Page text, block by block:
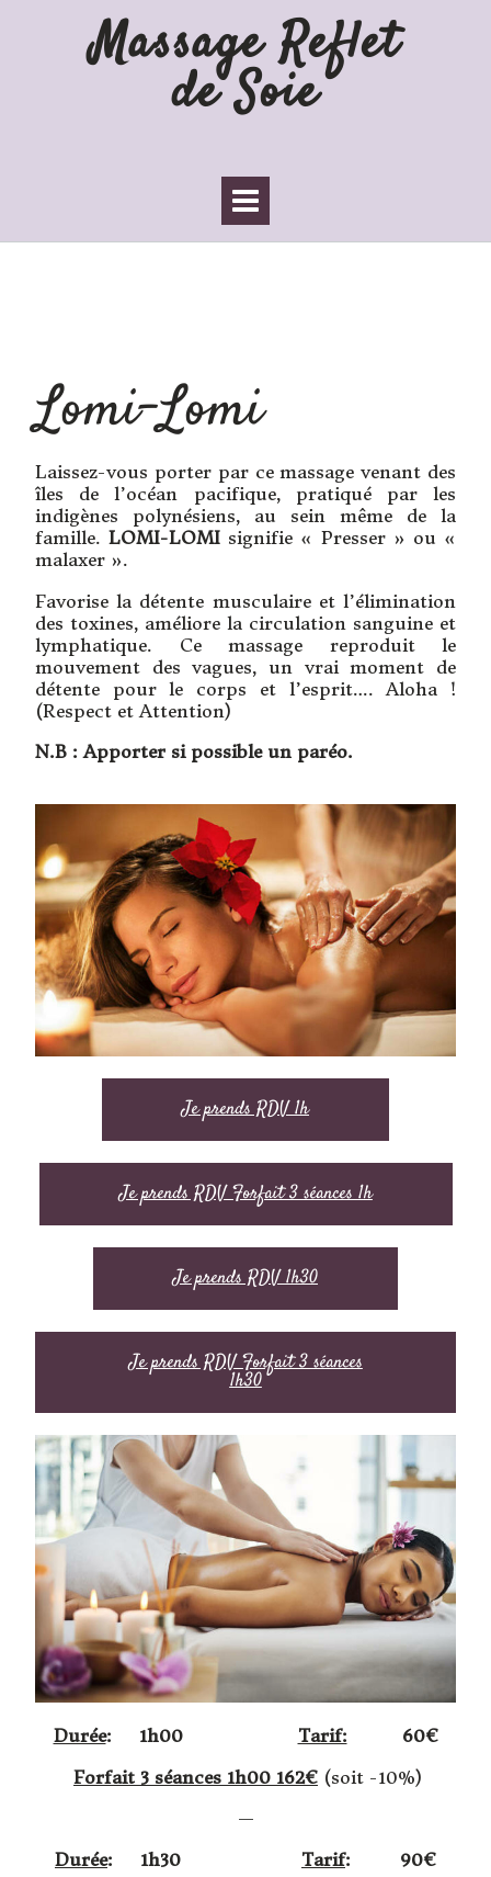
Massage Reflet
de Soie
Lomi-Lomi
Laissez-vous porter par ce massage venant des
îles de l’océan pacifique, pratiqué par les
indigènes polynésiens, au sein même de la
famille.LOMI-LOMI signifie « Presser » ou «
malaxer ».
Favorise la détente musculaire et l’élimination
des toxines, améliore la circulation sanguine et
lymphatique. Ce massage reproduit le
mouvement des vagues, un vrai moment de
détente pour le corps et l’esprit…. Aloha !
(Respect et Attention)
N.B : Apporter si possible un paréo.
Je prends RDV 1h
Je prends RDV Forfait 3 séances 1h
Je prends RDV 1h30
Je prends RDV Forfait 3 séances
1h30
Durée: 1h00 Tarif: 60€
Forfait 3 séances 1h00 162€ (soit -10%)
—
Durée: 1h30 Tarif: 90€